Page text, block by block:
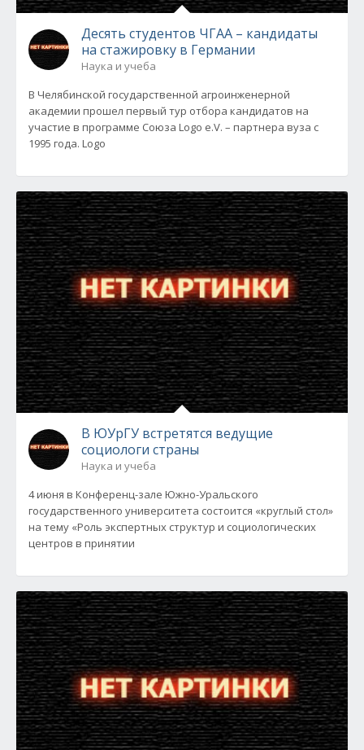
Десять студентов ЧГАА – кандидаты
на стажировку в Германии
Наука и учеба
В Челябинской государственной агроинженерной
академии прошел первый тур отбора кандидатов на
участие в программе Союза Logo e.V. – партнера вуза с
1995 года. Logo
В ЮУрГУ встретятся ведущие
социологи страны
Наука и учеба
4 июня в Конференц-зале Южно-Уральского
государственного университета состоится «круглый стол»
на тему «Роль экспертных структур и социологических
центров в принятии